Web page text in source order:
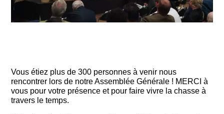
Vous étiez plus de 300 personnes à venir nous
rencontrer lors de notre Assemblée Générale ! MERCI à
vous pour votre présence et pour faire vivre la chasse à
travers le temps.